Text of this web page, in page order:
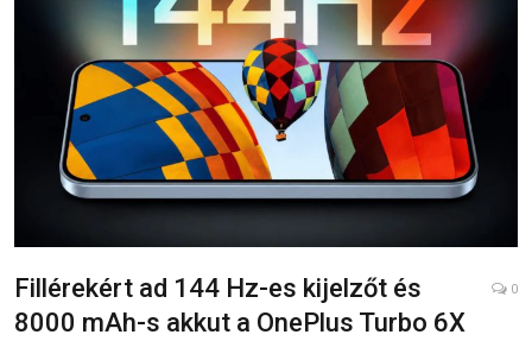
Fillérekért ad 144 Hz-es kijelzőt és
8000 mAh-s akkut a OnePlus Turbo 6X
0